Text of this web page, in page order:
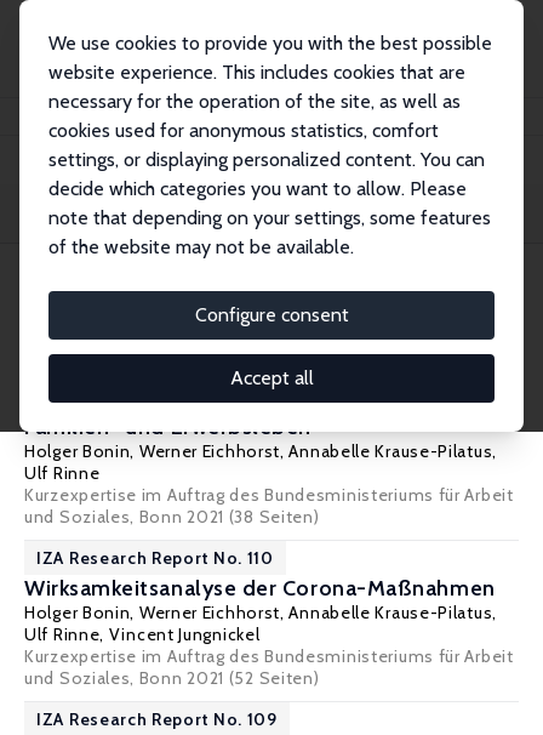
We use cookies to provide you with the best possible
website experience. This includes cookies that are
necessary for the operation of the site, as well as
cookies used for anonymous statistics, comfort
settings, or displaying personalized content. You can
decide which categories you want to allow. Please
note that depending on your settings, some features
of the website may not be available.
Configure consent
Accept all
Publications IZA Research Reports
Filters
151 IZA Research Reports
IZA Research Report No. 111
Auswirkungen der Corona-Krise auf das
Familien- und Erwerbsleben
Holger Bonin, Werner Eichhorst,Annabelle Krause-Pilatus,
Ulf Rinne
Kurzexpertise im Auftrag des Bundesministeriums für Arbeit
und Soziales, Bonn 2021 (38 Seiten)
IZA Research Report No. 110
Wirksamkeitsanalyse der Corona-Maßnahmen
Holger Bonin, Werner Eichhorst,Annabelle Krause-Pilatus,
Ulf Rinne, Vincent Jungnickel
Kurzexpertise im Auftrag des Bundesministeriums für Arbeit
und Soziales, Bonn 2021 (52 Seiten)
IZA Research Report No. 109